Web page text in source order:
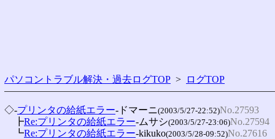
パソコントラブル解決・過去ログTOP > ログTOP
◇-プリンタの給紙エラー-ドマーニ(2003/5/27-22:52)No.27593
┣Re:プリンタの給紙エラー-ムサシ(2003/5/27-23:06)No.27594
┗Re:プリンタの給紙エラー-kikuko(2003/5/28-09:52)No.27616